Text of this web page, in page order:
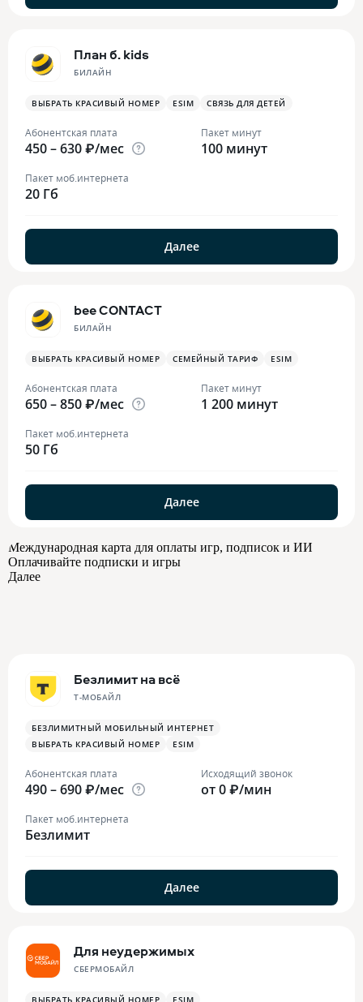
План б. kids
БИЛАЙН
ВЫБРАТЬ КРАСИВЫЙ НОМЕР ESIM СВЯЗЬ ДЛЯ ДЕТЕЙ
Абонентская плата
450 – 630 ₽/мес
Пакет минут
100 минут
Пакет моб.интернета
20 Гб
Далее
bee CONTACT
БИЛАЙН
ВЫБРАТЬ КРАСИВЫЙ НОМЕР СЕМЕЙНЫЙ ТАРИФ ESIM
Абонентская плата
650 – 850 ₽/мес
Пакет минут
1 200 минут
Пакет моб.интернета
50 Гб
Далее
Безлимит на всё
Т-МОБАЙЛ
БЕЗЛИМИТНЫЙ МОБИЛЬНЫЙ ИНТЕРНЕТ
ВЫБРАТЬ КРАСИВЫЙ НОМЕР
ESIM
Абонентская плата
490 – 690 ₽/мес
Исходящий звонок
от 0 ₽/мин
Пакет моб.интернета
Безлимит
Далее
Для неудержимых
СБЕРМОБАЙЛ